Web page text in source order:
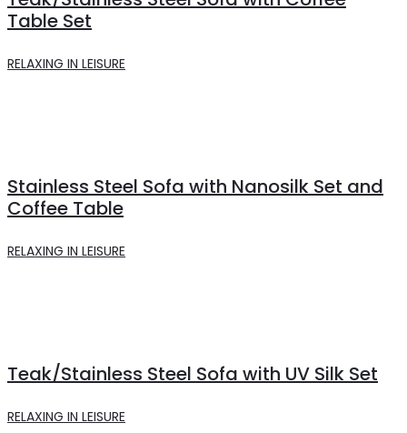
Table Set
RELAXING IN LEISURE
Stainless Steel Sofa with Nanosilk Set and
Coffee Table
RELAXING IN LEISURE
Teak/Stainless Steel Sofa with UV Silk Set
RELAXING IN LEISURE